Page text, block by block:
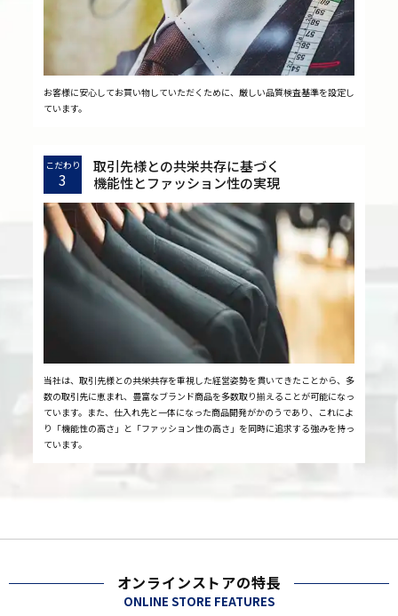
お客様に安心してお買い物していただくために、厳しい品質検査基準を設定し
ています。
こだわり
3
取引先様との共栄共存に基づく
機能性とファッション性の実現
当社は、取引先様との共栄共存を重視した経営姿勢を貫いてきたことから、多
数の取引先に恵まれ、豊富なブランド商品を多数取り揃えることが可能になっ
ています。また、仕入れ先と一体になった商品開発がかのうであり、これによ
り「機能性の高さ」と「ファッション性の高さ」を同時に追求する強みを持っ
ています。
オンラインストアの特長
ONLINE STORE FEATURES